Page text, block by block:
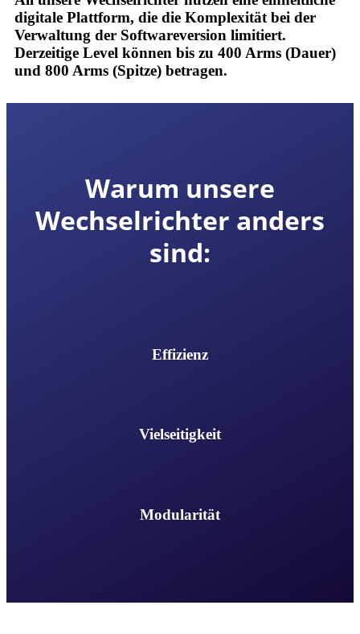
digitale Plattform, die die Komplexität bei der
Verwaltung der Softwareversion limitiert.
Derzeitige Level können bis zu 400 Arms (Dauer)
und 800 Arms (Spitze) betragen.
Warum unsere
Wechselrichter anders
sind:
Effizienz
Vielseitigkeit
Modularität